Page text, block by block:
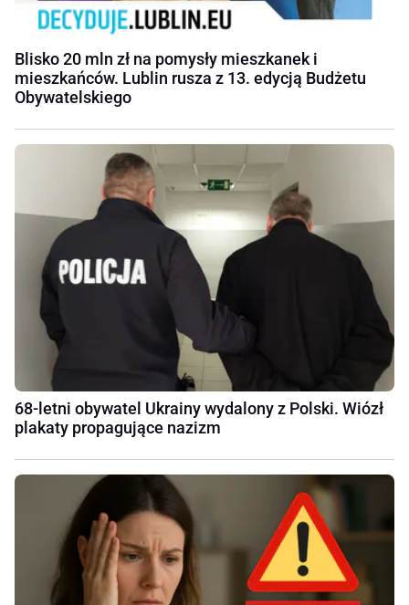
Blisko 20 mln zł na pomysły mieszkanek i
mieszkańców. Lublin rusza z 13. edycją Budżetu
Obywatelskiego
68-letni obywatel Ukrainy wydalony z Polski. Wiózł
plakaty propagujące nazizm